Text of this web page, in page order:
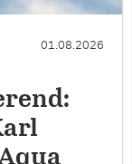
01.08.2026